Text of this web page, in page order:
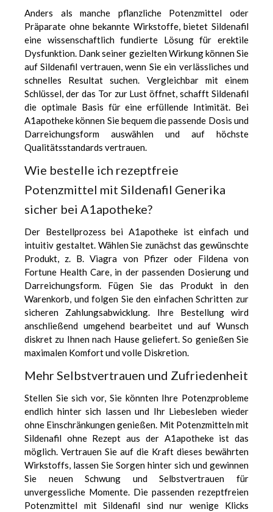
Anders als manche pflanzliche Potenzmittel oder
Präparate ohne bekannte Wirkstoffe, bietet Sildenafil
eine wissenschaftlich fundierte Lösung für erektile
Dysfunktion. Dank seiner gezielten Wirkung können Sie
auf Sildenafil vertrauen, wenn Sie ein verlässliches und
schnelles Resultat suchen. Vergleichbar mit einem
Schlüssel, der das Tor zur Lust öffnet, schafft Sildenafil
die optimale Basis für eine erfüllende Intimität. Bei
A1apotheke können Sie bequem die passende Dosis und
Darreichungsform auswählen und auf höchste
Qualitätsstandards vertrauen.
Wie bestelle ich rezeptfreie
Potenzmittel mit Sildenafil Generika
sicher bei A1apotheke?
Der Bestellprozess bei A1apotheke ist einfach und
intuitiv gestaltet. Wählen Sie zunächst das gewünschte
Produkt, z. B. Viagra von Pfizer oder Fildena von
Fortune Health Care, in der passenden Dosierung und
Darreichungsform. Fügen Sie das Produkt in den
Warenkorb, und folgen Sie den einfachen Schritten zur
sicheren Zahlungsabwicklung. Ihre Bestellung wird
anschließend umgehend bearbeitet und auf Wunsch
diskret zu Ihnen nach Hause geliefert. So genießen Sie
maximalen Komfort und volle Diskretion.
Mehr Selbstvertrauen und Zufriedenheit
Stellen Sie sich vor, Sie könnten Ihre Potenzprobleme
endlich hinter sich lassen und Ihr Liebesleben wieder
ohne Einschränkungen genießen. Mit Potenzmitteln mit
Sildenafil ohne Rezept aus der A1apotheke ist das
möglich. Vertrauen Sie auf die Kraft dieses bewährten
Wirkstoffs, lassen Sie Sorgen hinter sich und gewinnen
Sie neuen Schwung und Selbstvertrauen für
unvergessliche Momente. Die passenden rezeptfreien
Potenzmittel mit Sildenafil sind nur wenige Klicks